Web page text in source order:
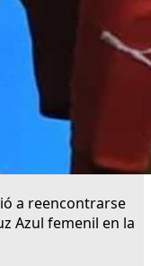
a reencontrarse
Azul femenil en la